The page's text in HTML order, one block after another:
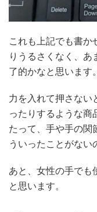
これも上記でも書か
りうるさくなく、
了的かなと思います。
力を入れて押さない
ったりするような商
たって、手や手の関
ういったことがない
あと、女性の手でも
と思います。